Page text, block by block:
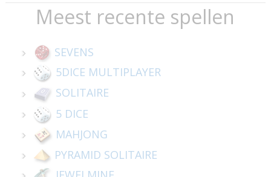
Meest recente spellen
SEVENS
5DICE MULTIPLAYER
SOLITAIRE
5 DICE
MAHJONG
PYRAMID SOLITAIRE